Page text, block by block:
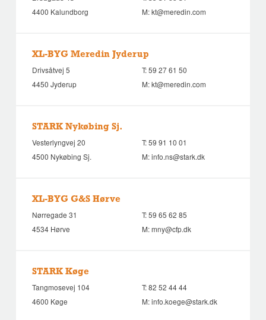
4400 Kalundborg
M:kt@meredin.com
XL-BYG Meredin Jyderup
Drivsåtvej 5
4450 Jyderup
T:59 27 61 50
M:kt@meredin.com
STARK Nykøbing Sj.
Vesterlyngvej 20
4500 Nykøbing Sj.
T:59 91 10 01
M:info.ns@stark.dk
XL-BYG G&S Hørve
Nørregade 31
4534 Hørve
T:59 65 62 85
M:mny@cfp.dk
STARK Køge
Tangmosevej 104
4600 Køge
T:82 52 44 44
M:info.koege@stark.dk